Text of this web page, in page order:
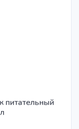
питательный